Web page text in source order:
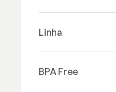
Linha
BPA Free